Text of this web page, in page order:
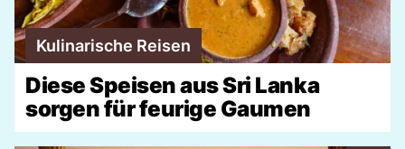
Kulinarische Reisen
Diese Speisen aus Sri Lanka
sorgen für feurige Gaumen